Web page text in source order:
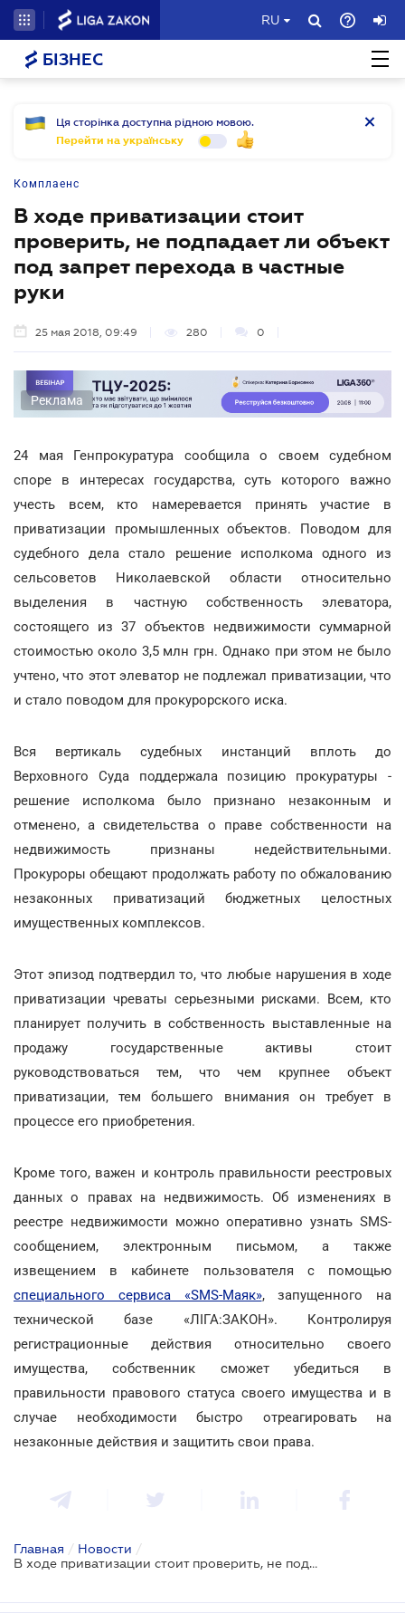
RU
БІЗНЕС
Ця сторінка доступна рідною мовою.
Перейти на українську
Комплаенс
В ходе приватизации стоит
проверить, не подпадает ли объект
под запрет перехода в частные
руки
25 мая 2018, 09:49 280 0
Реклама
24 мая Генпрокуратура сообщила о своем судебном
споре в интересах государства, суть которого важно
учесть всем, кто намеревается принять участие в
приватизации промышленных объектов. Поводом для
судебного дела стало решение исполкома одного из
сельсоветов Николаевской области относительно
выделения в частную собственность элеватора,
состоящего из 37 объектов недвижимости суммарной
стоимостью около 3,5 млн грн. Однако при этом не было
учтено, что этот элеватор не подлежал приватизации, что
и стало поводом для прокурорского иска.
Вся вертикаль судебных инстанций вплоть до
Верховного Суда поддержала позицию прокуратуры -
решение исполкома было признано незаконным и
отменено, а свидетельства о праве собственности на
недвижимость признаны недействительными.
Прокуроры обещают продолжать работу по обжалованию
незаконных приватизаций бюджетных целостных
имущественных комплексов.
Этот эпизод подтвердил то, что любые нарушения в ходе
приватизации чреваты серьезными рисками. Всем, кто
планирует получить в собственность выставленные на
продажу государственные активы стоит
руководствоваться тем, что чем крупнее объект
приватизации, тем большего внимания он требует в
процессе его приобретения.
Кроме того, важен и контроль правильности реестровых
данных о правах на недвижимость. Об изменениях в
реестре недвижимости можно оперативно узнать SMS-
сообщением, электронным письмом, а также
извещением в кабинете пользователя с помощью
специального сервиса «SMS-Маяк», запущенного на
технической базе «ЛІГА:ЗАКОН». Контролируя
регистрационные действия относительно своего
имущества, собственник сможет убедиться в
правильности правового статуса своего имущества и в
случае необходимости быстро отреагировать на
незаконные действия и защитить свои права.
Главная / Новости /
В ходе приватизации стоит проверить, не подпадает ли объект под запрет перехода в частные руки